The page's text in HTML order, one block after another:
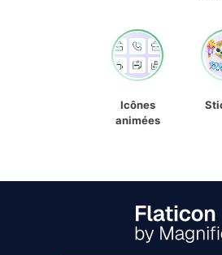
Icônes
animées